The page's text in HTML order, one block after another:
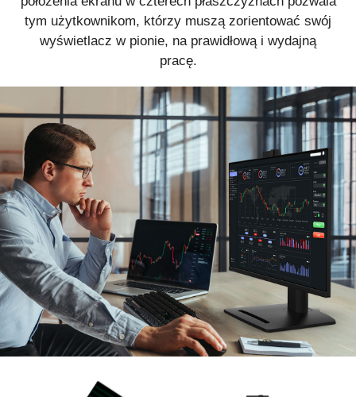
tym użytkownikom, którzy muszą zorientować swój
wyświetlacz w pionie, na prawidłową i wydajną
pracę.